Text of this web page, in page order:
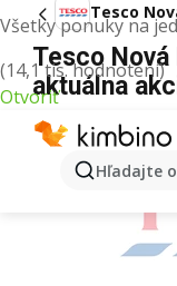
Všetky ponuky na
(14,1 tis. hodnotení)
Otvoriť
Hľadajte
Tesco
Tesco Nová
aktuálna